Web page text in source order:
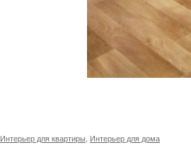
Интерьер для квартиры Интерьер для дома